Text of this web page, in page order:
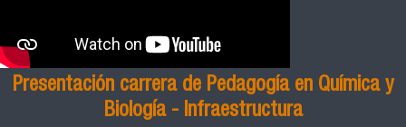
Presentación carrera de Pedagogía en Química y
Biología - Infraestructura